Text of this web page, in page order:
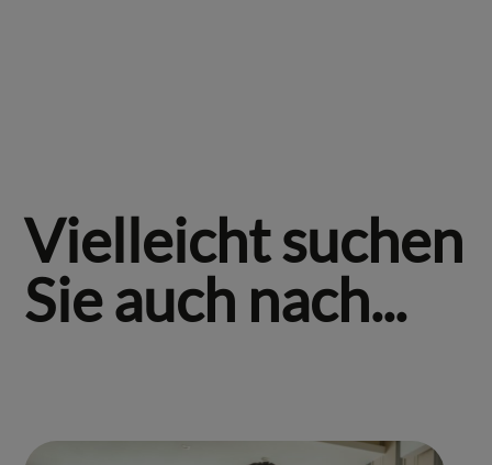
Vielleicht suchen
Sie auch nach...